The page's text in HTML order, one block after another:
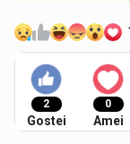
2
Gostei
0
Amei